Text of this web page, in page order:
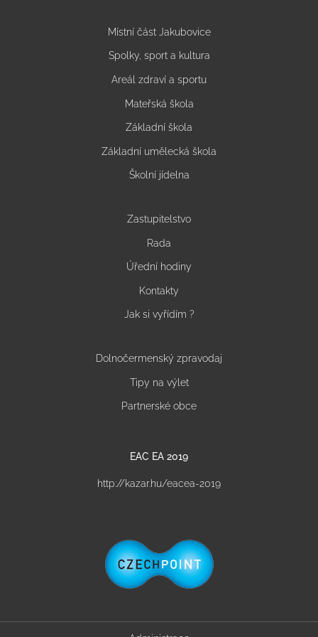
Místní část Jakubovice
Spolky, sport a kultura
Areál zdraví a sportu
Mateřská škola
Základní škola
Základní umělecká škola
Školní jídelna
Zastupitelstvo
Rada
Úřední hodiny
Kontakty
Jak si vyřídím ?
Dolnočermenský zpravodaj
Tipy na výlet
Partnerské obce
EAC EA 2019
http://kazar.hu/eacea-2019